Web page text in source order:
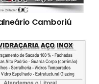
Camboriú